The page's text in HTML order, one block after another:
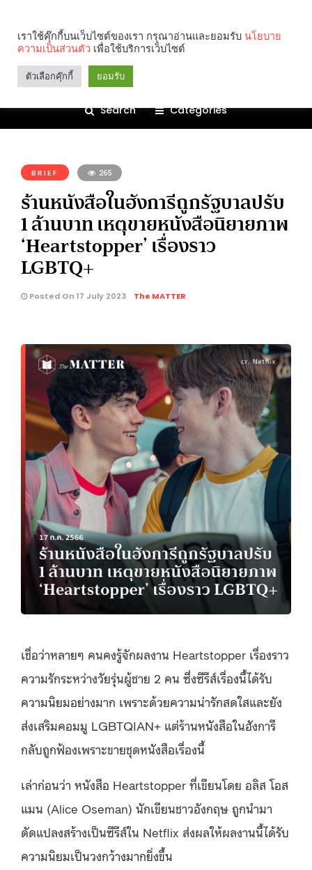
Search Categories
BRIEF 265
ร้านหนังสือในฮังการีถูกรัฐบาลปรับ
1 ล้านบาท เหตุขายหนังสือนิยายภาพ
‘Heartstopper’ เรื่องราว
LGBTQ+
Posted On 17 July 2023 The MATTER
เชื่อว่าหลายๆ คนคงรู้จักผลงาน Heartstopper เรื่องราว
ความรักระหว่างวัยรุ่นผู้ชาย 2 คน ซึ่งซีรีส์เรื่องนี้ได้รับ
ความนิยมอย่างมาก เพราะด้วยความน่ารักสดใสและยัง
ส่งเสริมคอมมู LGBTQIAN+ แต่ร้านหนังสือในฮังการี
กลับถูกฟ้องเพราะขายชุดหนังสือเรื่องนี้
เล่าก่อนว่า หนังสือ Heartstopper ที่เขียนโดย อลิส โอส
แมน (Alice Oseman) นักเขียนชาวอังกฤษ ถูกนำมา
ดัดแปลงสร้างเป็นซีรีส์ใน Netflix ส่งผลให้ผลงานนี้ได้รับ
ความนิยมเป็นวงกว้างมากยิ่งขึ้น
เราใช้คุ๊กกี้บนเว็บไซต์ของเรา กรุณาอ่านและยอมรับ นโยบาย
ความเป็นส่วนตัว เพื่อใช้บริการเว็บไซต์
ตัวเลือกคุ๊กกี้ ยอมรับ